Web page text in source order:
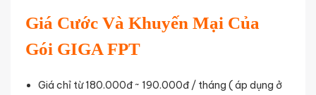
Giá Cước Và Khuyến Mại Của
Gói GIGA FPT
Giá chỉ từ 180.000đ ~ 190.000đ / tháng ( áp dụng ở